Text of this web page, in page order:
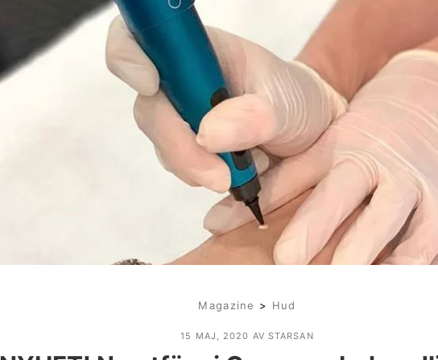
Magazine > Hud
15 MAJ, 2020 AV STARSAN